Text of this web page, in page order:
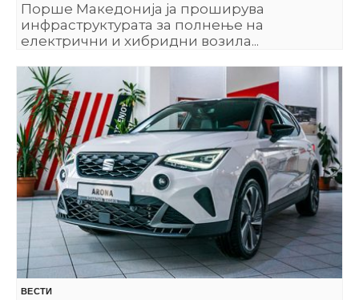
Порше Македонија ја проширува
инфраструктурата за полнење на
електрични и хибридни возила...
ВЕСТИ